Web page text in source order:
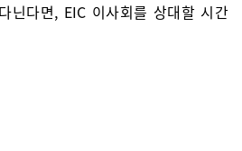
닌다면, EIC 이사회를 상대할 시간